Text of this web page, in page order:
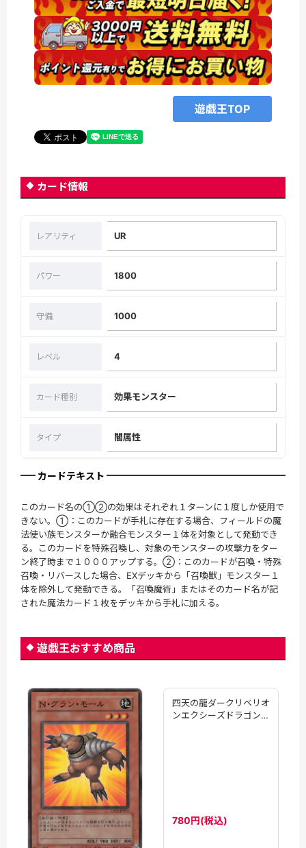
遊戯王TOP
カード情報
レアリティ UR
パワー 1800
守備 1000
レベル 4
カード種別 効果モンスター
タイプ 闇属性
カードテキスト
このカード名の①②の効果はそれぞれ１ターンに１度しか使用で
きない。①：このカードが手札に存在する場合、フィールドの魔
法使い族モンスターか融合モンスター１体を対象として発動でき
る。このカードを特殊召喚し、対象のモンスターの攻撃力をター
ン終了時まで１０００アップする。②：このカードが召喚・特殊
召喚・リバースした場合、EXデッキから「召喚獣」モンスター１
体を除外して発動できる。「召喚魔術」またはそのカード名が記
された魔法カード１枚をデッキから手札に加える。
遊戯王おすすめ商品